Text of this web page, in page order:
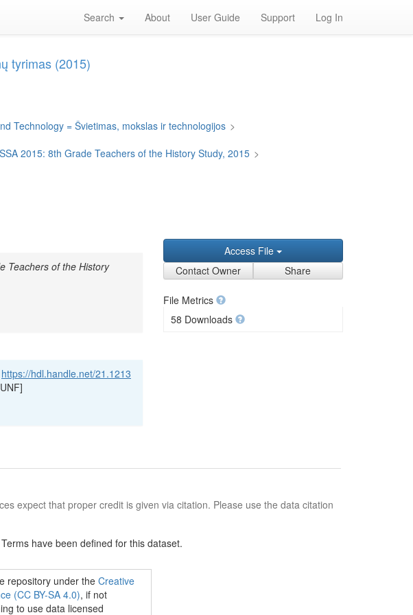
Search About User Guide Support Log In
tyrimas (2015)
Technology = Švietimas, mokslas ir technologijos >
2015: 8th Grade Teachers of the History Study, 2015 >
Teachers of the History
https://hdl.handle.net/21.1213
Access File
Contact Owner
Share
File Metrics
58 Downloads
expect that proper credit is given via citation. Please use the data citation
have been defined for this dataset.
repository under the Creative
(CC BY-SA 4.0), if not
to use data licensed